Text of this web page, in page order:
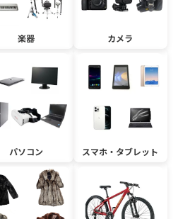
楽器 カメラ
パソコン スマホ・タブレット